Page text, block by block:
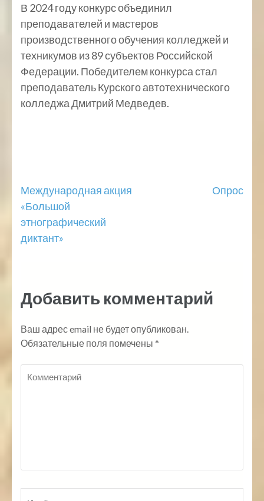
В 2024 году конкурс объединил
преподавателей и мастеров
производственного обучения колледжей и
техникумов из 89 субъектов Российской
Федерации. Победителем конкурса стал
преподаватель Курского автотехнического
колледжа Дмитрий Медведев.
Навигация
по
записям
Международная акция
«Большой
этнографический
диктант»
Опрос
Добавить комментарий
Ваш адрес email не будет опубликован.
Обязательные поля помечены *